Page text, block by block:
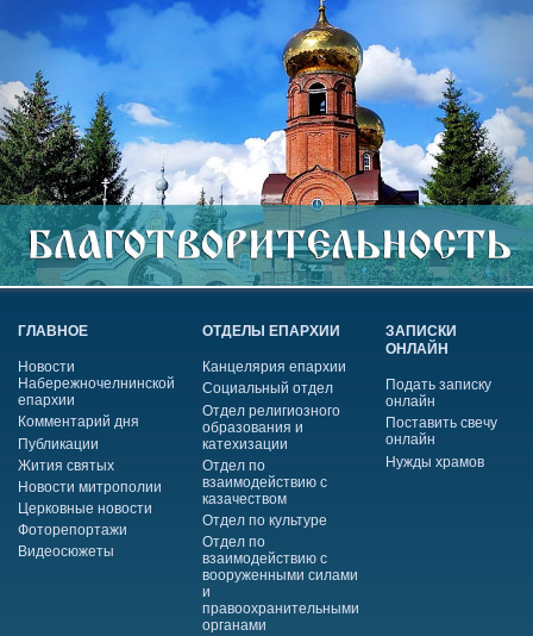
ГЛАВНОЕ
Новости
Набережночелнинской
епархии
Комментарий дня
Публикации
Жития святых
Новости митрополии
Церковные новости
Фоторепортажи
Видеосюжеты
ОТДЕЛЫ ЕПАРХИИ
Канцелярия епархии
Социальный отдел
Отдел религиозного
образования и
катехизации
Отдел по
взаимодействию с
казачеством
Отдел по культуре
Отдел по
взаимодействию с
вооруженными силами
и
правоохранительными
органами
ЗАПИСКИ
ОНЛАЙН
Подать записку
онлайн
Поставить свечу
онлайн
Нужды храмов